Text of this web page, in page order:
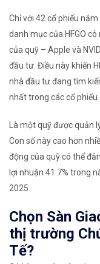
Chỉ với 42 cổ phiếu
danh mục của HFGO
của quỹ – Apple và
đầu tư. Điều này khiến
nhà đầu tư đang tìm
nhất trong các cổ phiếu
Là một quỹ được quản
Con số này cao hơn
động của quỹ có thể
lợi nhuận 41.7% trong
2025.
Chọn Sàn
thị trường
Tế?